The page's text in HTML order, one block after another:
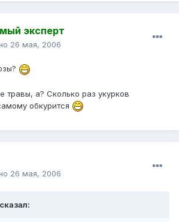
эксперт
26 мая, 2006
травы, а? Сколько раз укурков
обкурится
26 мая, 2006